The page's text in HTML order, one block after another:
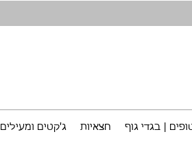
| בגדי גוף חצאיות ג'קטים ומעילים